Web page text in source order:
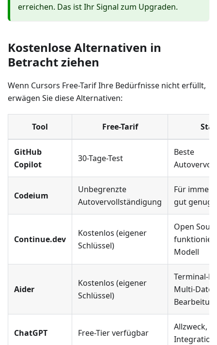
erreichen. Das ist Ihr Signal zum Upgraden.
Kostenlose Alternativen in
Betracht ziehen
Wenn Cursors Free-Tarif Ihre Bedürfnisse nicht erfüllt,
erwägen Sie diese Alternativen:
Tool Free-Tarif
GitHub
Copilot
30-Tage-Test
Beste
Codeium
Unbegrenzte
Autovervollständigung
Für immer
gut genug
Continue.dev
Kostenlos (eigener
Schlüssel)
Open
Modell
Aider
Kostenlos (eigener
Schlüssel)
Terminal-
Multi-Datei-
ChatGPT Free-Tier verfügbar
Allzweck,
Integration